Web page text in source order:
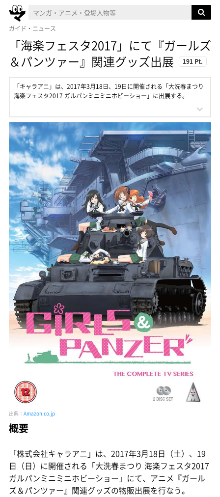
ガイド・ニュース
「海楽フェスタ2017」にて『ガールズ
＆パンツァー』関連グッズ出展
191 Pt.
「キャラアニ」は、2017年3月18日、19日に開催される「大洗春まつり
海楽フェスタ2017 ガルパンミニミニホビーショー」に出展する。
出典： Amazon.co.jp
概要
「株式会社キャラアニ」は、2017年3月18日（土）、19
日（日）に開催される「大洗春まつり 海楽フェスタ2017
ガルパンミニミニホビーショー」にて、アニメ『ガール
ズ＆パンツァー』関連グッズの物販出展を行なう。